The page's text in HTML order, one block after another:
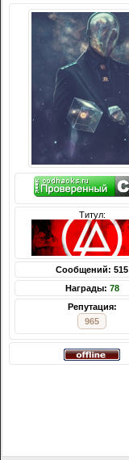
Титул:
Сообщений: 515
Награды: 78
Репутация:
965